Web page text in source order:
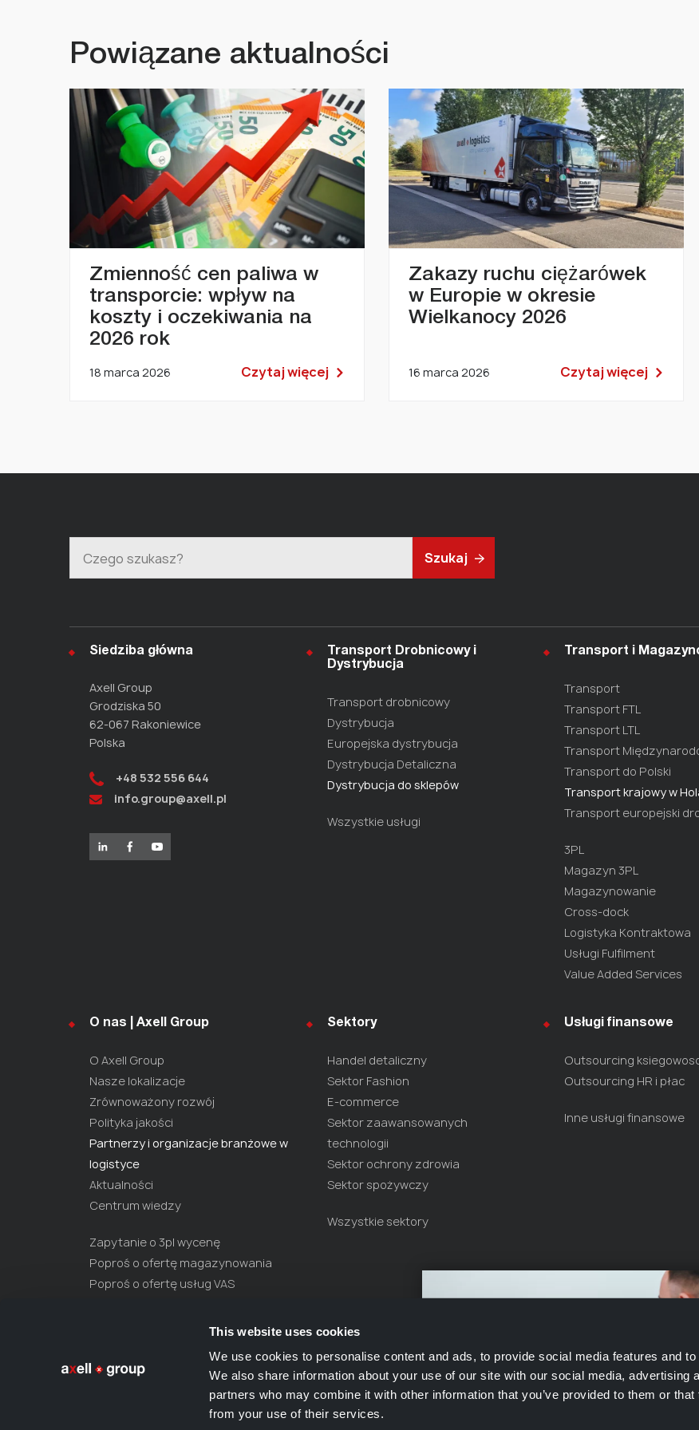
This website uses cookies
We use cookies to personalise content and ads, to provide social media features and
We also share information about your use of our site with our social media, advertising
partners who may combine it with other information that you’ve provided to them or that
from your use of their services.
Powiązane aktualności
Zmienność cen paliwa w
transporcie: wpływ na
koszty i oczekiwania na
2026 rok
18 marca 2026 Czytaj więcej
Zakazy ruchu ciężarówek
w Europie w okresie
Wielkanocy 2026
16 marca 2026 Czytaj więcej
Szukaj
Siedziba główna
Axell Group
Grodziska 50
62-067 Rakoniewice
Polska
+48 532 556 644
info.group@axell.pl
Transport Drobnicowy i
Dystrybucja
Transport drobnicowy
Dystrybucja
Europejska dystrybucja
Dystrybucja Detaliczna
Dystrybucja do sklepów
Wszystkie usługi
Transport i
Transport
Transport FTL
Transport LTL
Transport
Transport do Polski
Transport krajowy w
Transport europejski
3PL
Magazyn 3PL
Magazynowanie
Cross-dock
Logistyka Kontraktowa
Usługi Fulfilment
Value Added Services
O nas | Axell Group
O Axell Group
Nasze lokalizacje
Zrównoważony rozwój
Polityka jakości
Partnerzy i organizacje branżowe w
logistyce
Aktualności
Centrum wiedzy
Zapytanie o 3pl wycenę
Poproś o ofertę magazynowania
Poproś o ofertę usług VAS
Pobierz białą księgę 3PL
Sektory
Handel detaliczny
Sektor Fashion
E-commerce
Sektor zaawansowanych
technologii
Sektor ochrony zdrowia
Sektor spożywczy
Wszystkie sektory
Usługi finansowe
Outsourcing
Outsourcing HR i płac
Inne usługi finansowe
Kontakt Warunki ogólne